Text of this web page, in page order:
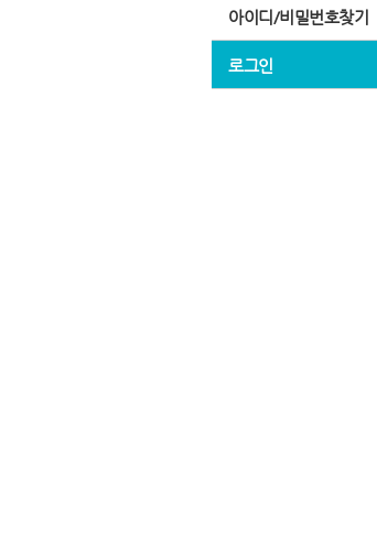
아이디/비밀번호찾기
로그인